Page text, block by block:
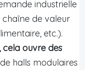
industrielle
chaîne de valeur
etc.).
cela ouvre des
halls modulaires